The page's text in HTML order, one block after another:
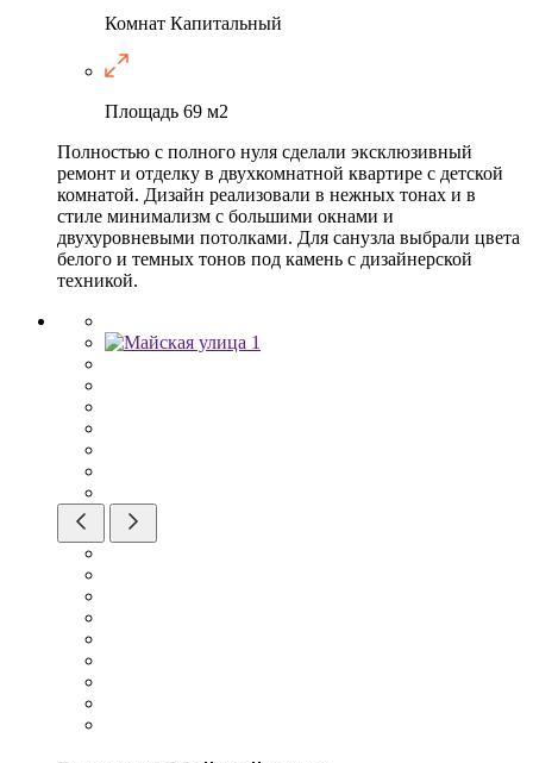
Комнат Капитальный
Площадь 69 м2
Полностью с полного нуля сделали эксклюзивный
ремонт и отделку в двухкомнатной квартире с детской
комнатой. Дизайн реализовали в нежных тонах и в
стиле минимализм с большими окнами и
двухуровневыми потолками. Для санузла выбрали цвета
белого и темных тонов под камень с дизайнерской
техникой.